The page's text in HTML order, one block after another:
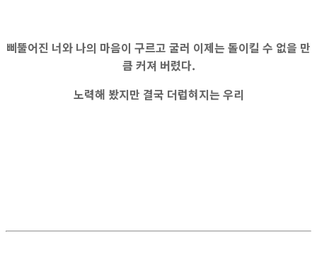
삐뚤어진 너와 나의 마음이 구르고 굴러 이제는 돌이킬 수 없을 만
큼 커져 버렸다.
노력해 봤지만 결국 더럽혀지는 우리